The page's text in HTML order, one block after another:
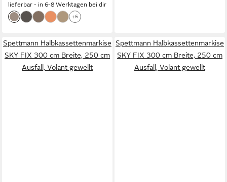
lieferbar - in 6-8 Werktagen bei dir
+6
Spettmann Halbkassettenmarkise
SKY FIX 300 cm Breite, 250 cm
Ausfall, Volant gewellt
Spettmann Halbkassettenmarkise
SKY FIX 300 cm Breite, 250 cm
Ausfall, Volant gewellt